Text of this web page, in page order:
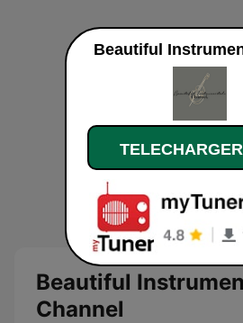
Beautiful
Channel